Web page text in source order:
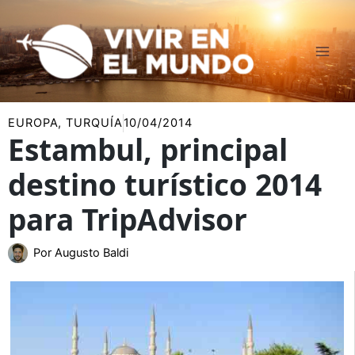
al
contenido
EUROPA,TURQUÍA10/04/2014
Estambul, principal
destino turístico 2014
para TripAdvisor
Por Augusto Baldi